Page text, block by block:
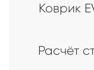
Коврик
Расчёт